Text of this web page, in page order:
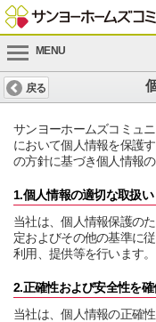
MENU
戻る
サンヨーホームズコミュ
において個人情報を保護
の方針に基づき個人情報の
1.個人情報の適切な取扱い
当社は、個人情報保護の
定およびその他の基準に
利用、提供等を行います。
2.正確性および安全性を
当社は、個人情報の正確